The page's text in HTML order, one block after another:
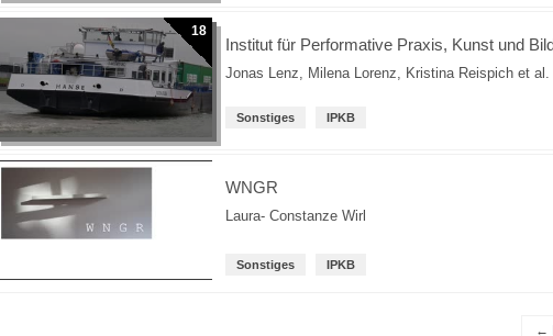
18
Institut für Performative Praxis, Kunst und
Jonas Lenz, Milena Lorenz, Kristina Reispich et al.
Sonstiges IPKB
WNGR
Laura- Constanze Wirl
Sonstiges IPKB
←